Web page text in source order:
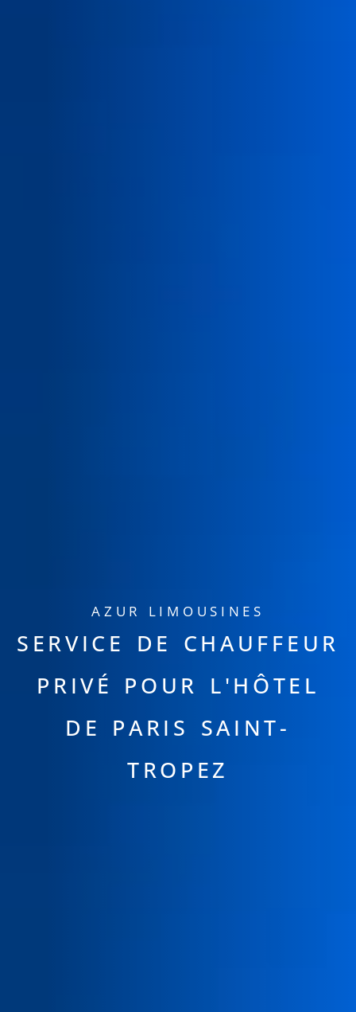
AZUR LIMOUSINES
SERVICE DE CHAUFFEUR
PRIVÉ POUR L'HÔTEL
DE PARIS SAINT-
TROPEZ